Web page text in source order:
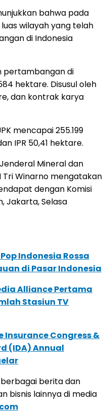
bahwa pada
wilayah yang telah
di Indonesia
pertambangan di
hektare. Disusul oleh
dan kontrak karya
mencapai 255.199
IPR 50,41 hektare.
Mineral dan
Tri Winarno mengatakan
dengan Komisi
Jakarta, Selasa
Indonesia Rossa
di Pasar Indonesia
Alliance Pertama
Stasiun TV
Insurance Congress &
(IDA) Annual
berita dan
bisnis lainnya di media